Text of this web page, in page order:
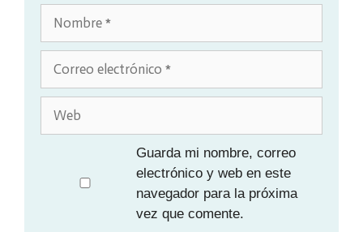
Nombre
Guarda mi nombre, correo
electrónico y web en este
navegador para la próxima
vez que comente.